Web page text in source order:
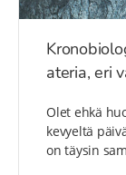
ateria, eri
Olet ehkä
kevyeltä
on täysin